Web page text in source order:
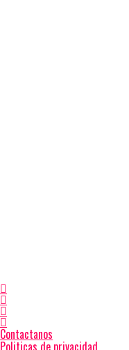
Contactanos
Politicas de privacidad